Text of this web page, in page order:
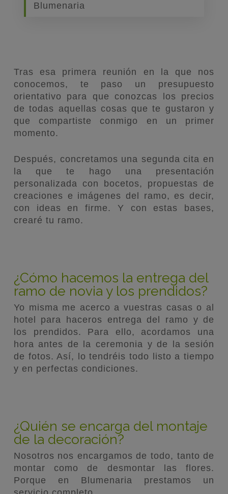
Blumenaria
Tras esa primera reunión en la que nos
conocemos, te paso un presupuesto
orientativo para que conozcas los precios
de todas aquellas cosas que te gustaron y
que compartiste conmigo en un primer
momento.
Después, concretamos una segunda cita en
la que te hago una presentación
personalizada con bocetos, propuestas de
creaciones e imágenes del ramo, es decir,
con ideas en firme. Y con estas bases,
crearé tu ramo.
¿Cómo hacemos la entrega del
ramo de novia y los prendidos?
Yo misma me acerco a vuestras casas o al
hotel para haceros entrega del ramo y de
los prendidos. Para ello, acordamos una
hora antes de la ceremonia y de la sesión
de fotos. Así, lo tendréis todo listo a tiempo
y en perfectas condiciones.
¿Quién se encarga del montaje
de la decoración?
Nosotros nos encargamos de todo, tanto de
montar como de desmontar las flores.
Porque en Blumenaria prestamos un